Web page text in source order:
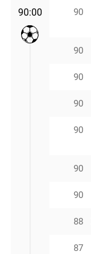
90:00 90
90
90
90
90
90
90
88
87